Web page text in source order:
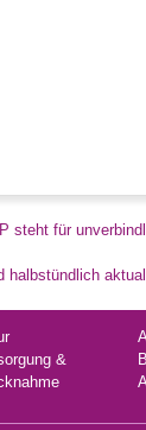
steht für
halbstündlich
&